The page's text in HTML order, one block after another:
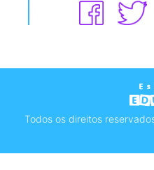
Todos os direitos